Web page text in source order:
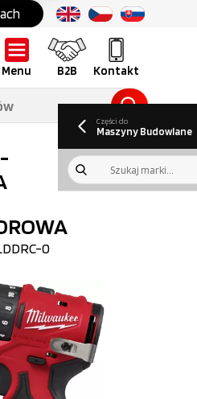
Ponad 700 marek
Menu B2B Kontakt
Części do:
budowlanych
pracy
Części do
Maszyny Budowlane
0